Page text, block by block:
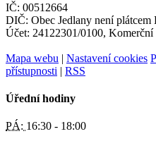
IČ: 00512664
DIČ: Obec Jedlany není plátcem
Účet: 24122301/0100, Komerční
Mapa webu | Nastavení cookies
přístupnosti | RSS
Úřední hodiny
PÁ: 16:30 - 18:00